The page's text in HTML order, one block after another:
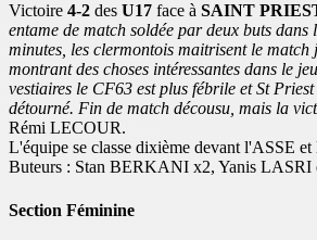
Victoire 4-2 des U17 face à SAINT
entame de match soldée par deux buts dans
minutes, les clermontois maitrisent le match
montrant des choses intéressantes dans le
vestiaires le CF63 est plus fébrile et St
détourné. Fin de match décousu, mais la
Rémi LECOUR.
L'équipe se classe dixième devant l'ASSE et
Buteurs : Stan BERKANI x2, Yanis LASRI
Section Féminine